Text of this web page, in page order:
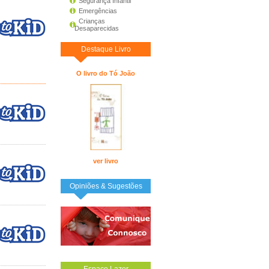
Emergências
Crianças
Desaparecidas
Destaque Livro
O livro do Tó João
ver livro
Opiniões & Sugestões